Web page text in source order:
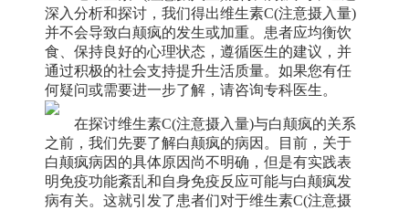
深入分析和探讨，我们得出维生素C(注意摄入量)
并不会导致白颠疯的发生或加重。患者应均衡饮
食、保持良好的心理状态，遵循医生的建议，并
通过积极的社会支持提升生活质量。如果您有任
何疑问或需要进一步了解，请咨询专科医生。
在探讨维生素C(注意摄入量)与白颠疯的关系
之前，我们先要了解白颠疯的病因。目前，关于
白颠疯病因的具体原因尚不明确，但是有实践表
明免疫功能紊乱和自身免疫反应可能与白颠疯发
病有关。这就引发了患者们对于维生素C(注意摄